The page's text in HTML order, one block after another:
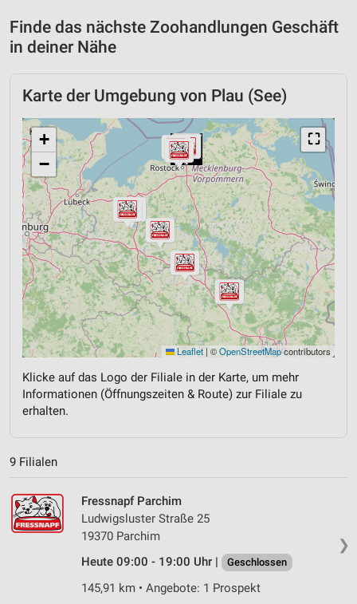
Finde das nächste Zoohandlungen Geschäft
in deiner Nähe
Karte der Umgebung von Plau (See)
⛶
+
−
Leaflet | ©OpenStreetMapcontributors
Klicke auf das Logo der Filiale in der Karte, um mehr
Informationen (Öffnungszeiten & Route) zur Filiale zu
erhalten.
9 Filialen
❯
Fressnapf Parchim
Ludwigsluster Straße 25
19370 Parchim
Heute 09:00 - 19:00 Uhr |
Geschlossen
145,91 km • Angebote: 1 Prospekt